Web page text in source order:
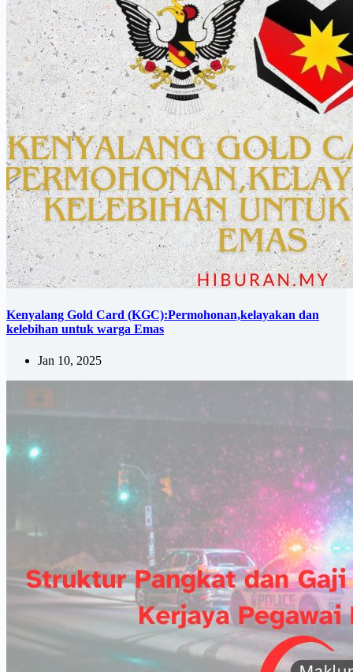
Kenyalang Gold Card (KGC):Permohonan,kelayakan dan
kelebihan untuk warga Emas
Jan 10, 2025